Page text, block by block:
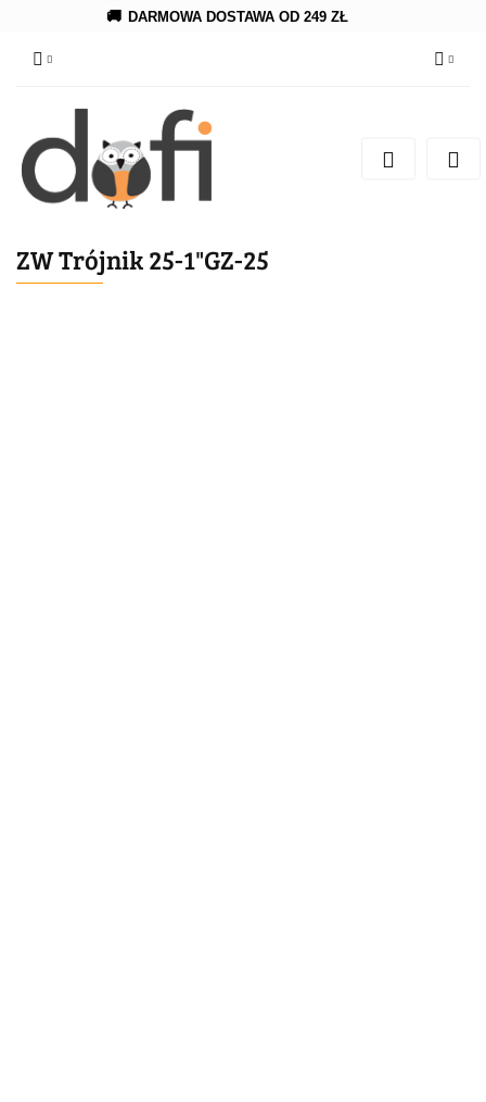
🚚 DARMOWA DOSTAWA OD 249 ZŁ
Zarejestruj się
ZW Trójnik 25-1"GZ-25